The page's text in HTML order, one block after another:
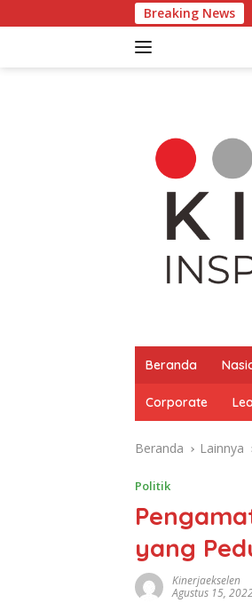
ke
Breaking News
Beranda
Corporate
Beranda Lainnya
Politik
yang
Kinerjaekselen
Agustus 15,